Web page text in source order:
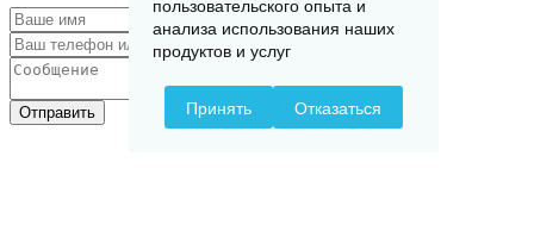
Отправить
пользовательского опыта и
анализа использования наших
продуктов и услуг
Принять Отказаться